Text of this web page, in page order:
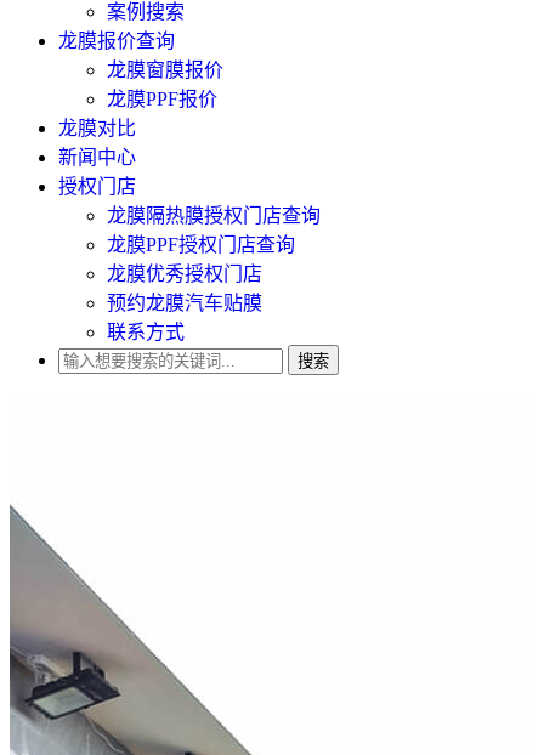
案例搜索
龙膜报价查询
龙膜窗膜报价
龙膜PPF报价
龙膜对比
新闻中心
授权门店
龙膜隔热膜授权门店查询
龙膜PPF授权门店查询
龙膜优秀授权门店
预约龙膜汽车贴膜
联系方式
搜索